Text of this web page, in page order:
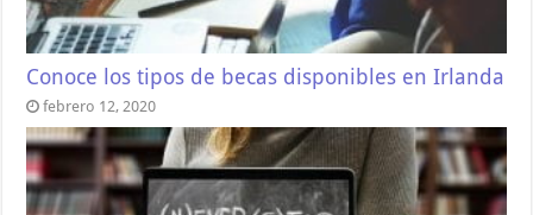
Conoce los tipos de becas disponibles en Irlanda
febrero 12, 2020